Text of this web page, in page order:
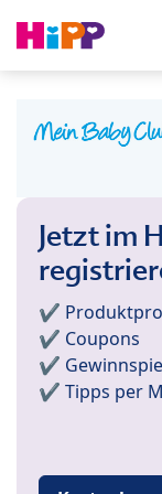
Jetzt im
✔️
✔️ Coupons
✔️
✔️ Tipps per